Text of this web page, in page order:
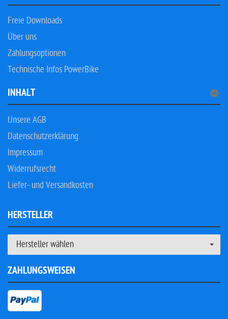
Freie Downloads
Über uns
Zahlungsoptionen
Technische Infos PowerBike
INHALT
Unsere AGB
Datenschutzerklärung
Impressum
Widerrufsrecht
Liefer- und Versandkosten
HERSTELLER
Hersteller wählen
ZAHLUNGSWEISEN